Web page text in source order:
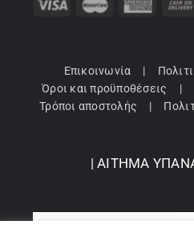
Επικοινωνία
Όροι και προϋποθέσεις
Τρόποι αποστολής
| ΑΙΤΗΜΑ